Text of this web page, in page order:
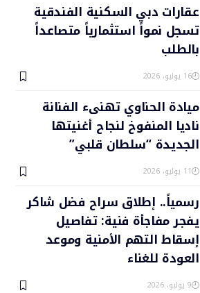
عقارات دبي السكنية الفندقية
تسجل نمواً استثمارياً متصاعداً
بالطلب
16 يوليو، 2026
ميادة الحناوي تهنىء الفنانة
ناديا المنفوخ لنجاح أغنيتها
الجديدة “سلطان قلبي”
11 يوليو، 2026
رسمياً.. إطلاق سراح فضل شاكر
يفجر مفاجأة فنية: تفاصيل
إسقاط التهم الأمنية وموعد
العودة للغناء
9 يوليو، 2026